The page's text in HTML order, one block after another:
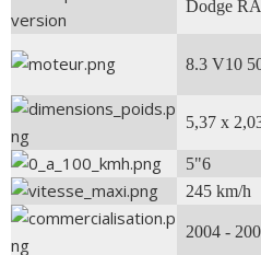
Dodge
8.3 V10
5,37 x
5"6
245 km/h
2004 -